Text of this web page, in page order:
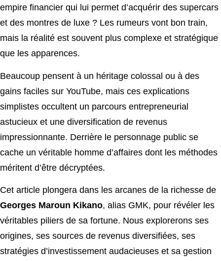
empire financier qui lui permet d’acquérir des supercars
et des montres de luxe ? Les rumeurs vont bon train,
mais la réalité est souvent plus complexe et stratégique
que les apparences.
Beaucoup pensent à un héritage colossal ou à des
gains faciles sur YouTube, mais ces explications
simplistes occultent un parcours entrepreneurial
astucieux et une diversification de revenus
impressionnante. Derrière le personnage public se
cache un véritable homme d’affaires dont les méthodes
méritent d’être décryptées.
Cet article plongera dans les arcanes de la richesse de
Georges Maroun Kikano, alias GMK, pour révéler les
véritables piliers de sa fortune. Nous explorerons ses
origines, ses sources de revenus diversifiées, ses
stratégies d’investissement audacieuses et sa gestion